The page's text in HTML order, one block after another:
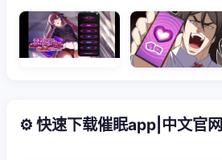
⚙️ 快速下载催眠app|中文官网